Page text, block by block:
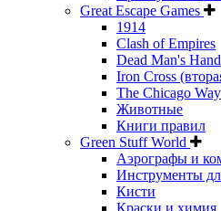
Great Escape Games
1914
Clash of Empires
Dead Man's Hand
Iron Cross
The Chicago Way
Животные
Книги правил
Green Stuff World
Аэрографы и
Инструменты
Кисти
Краски и химия